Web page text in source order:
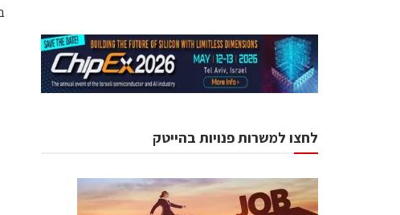
לחצו למשרות פנויות בהייטק